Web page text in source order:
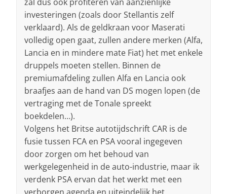
investeringen (zoals door Stellantis zelf
verklaard). Als de geldkraan voor Maserati
volledig open gaat, zullen andere merken (Alfa,
Lancia en in mindere mate Fiat) het met enkele
druppels moeten stellen. Binnen de
premiumafdeling zullen Alfa en Lancia ook
braafjes aan de hand van DS mogen lopen (de
vertraging met de Tonale spreekt
boekdelen…).
Volgens het Britse autotijdschrift CAR is de
fusie tussen FCA en PSA vooral ingegeven
door zorgen om het behoud van
werkgelegenheid in de auto-industrie, maar ik
verdenk PSA ervan dat het werkt met een
verborgen agenda en uiteindelijk het